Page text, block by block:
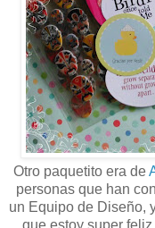
Otro paquetito era de
personas que han
un Equipo de Diseño,
que estoy super